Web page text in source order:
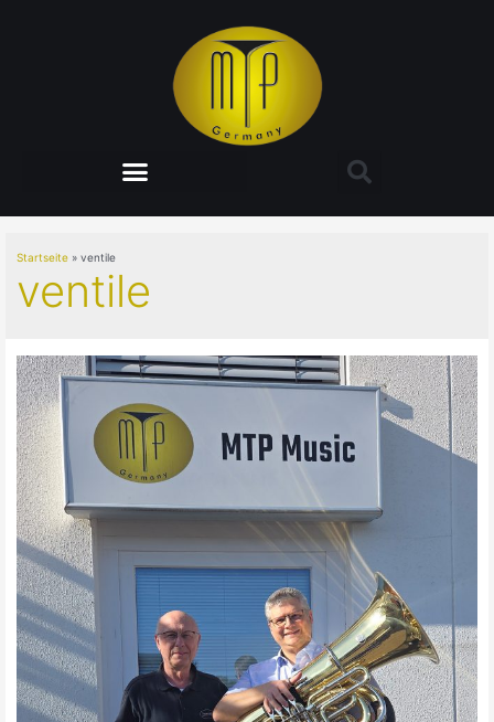
Startseite ventile
ventile